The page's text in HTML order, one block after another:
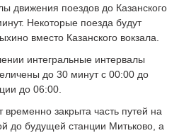
движения поездов до Казанского
Некоторые поезда будут
вместо Казанского вокзала.
интегральные интервалы
до 30 минут с 00:00 до
до 06:00.
закрыта часть путей на
до будущей станции Митьково, а